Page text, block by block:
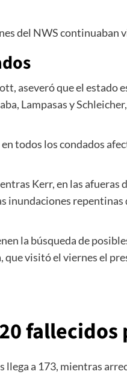
del NWS continuaban
aseveró que el
Lampasas y
todos los condados
Kerr, en las
inundaciones repentinas
la búsqueda de
visitó el viernes el
llega a 173, mientras